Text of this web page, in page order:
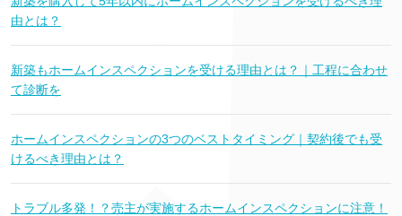
由とは？
新築もホームインスペクションを受ける理由とは？｜工程に合わせ
て診断を
ホームインスペクションの3つのベストタイミング｜契約後でも受
けるべき理由とは？
トラブル多発！？売主が実施するホームインスペクションに注意！